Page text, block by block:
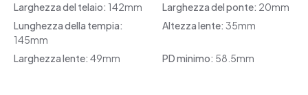
Larghezza del telaio: 142mm Larghezza del ponte: 20mm
Lunghezza della tempia:
145mm
Altezza lente: 35mm
Larghezza lente: 49mm PD minimo: 58.5mm